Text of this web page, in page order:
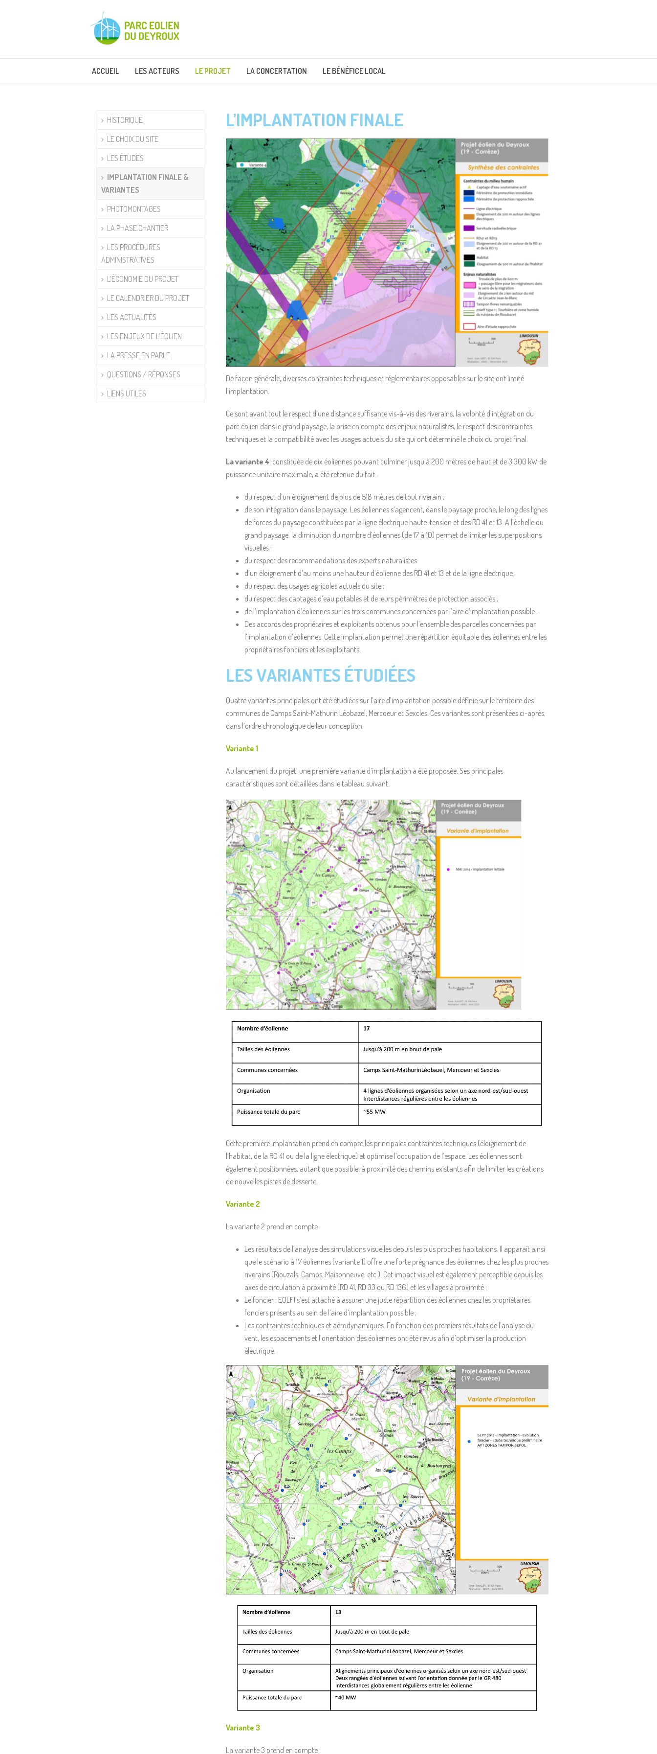
ACCUEIL LES ACTEURS LE PROJET LA CONCERTATION LE BÉNÉFICE LOCAL
L’IMPLANTATION FINALE
De façon générale, diverses contraintes techniques et réglementaires opposables sur le site ont limité
l’implantation.
Ce sont avant tout le respect d’une distance suffisante vis-à-vis des riverains, la volonté d’intégration du
parc éolien dans le grand paysage, la prise en compte des enjeux naturalistes, le respect des contraintes
techniques et la compatibilité avec les usages actuels du site qui ont déterminé le choix du projet final.
La variante 4, constituée de dix éoliennes pouvant culminer jusqu’à 200 mètres de haut et de 3 300 kW de
puissance unitaire maximale, a été retenue du fait :
du respect d’un éloignement de plus de 518 mètres de tout riverain ;
de son intégration dans le paysage. Les éoliennes s’agencent, dans le paysage proche, le long des lignes
de forces du paysage constituées par la ligne électrique haute-tension et des RD 41 et 13. A l’échelle du
grand paysage, la diminution du nombre d’éoliennes (de 17 à 10) permet de limiter les superpositions
visuelles ;
du respect des recommandations des experts naturalistes
d’un éloignement d’au moins une hauteur d’éolienne des RD 41 et 13 et de la ligne électrique ;
du respect des usages agricoles actuels du site ;
du respect des captages d’eau potables et de leurs périmètres de protection associés ;
de l’implantation d’éoliennes sur les trois communes concernées par l’aire d’implantation possible ;
Des accords des propriétaires et exploitants obtenus pour l’ensemble des parcelles concernées par
l’implantation d’éoliennes. Cette implantation permet une répartition équitable des éoliennes entre les
propriétaires fonciers et les exploitants.
LES VARIANTES ÉTUDIÉES
Quatre variantes principales ont été étudiées sur l’aire d’implantation possible définie sur le territoire des
communes de Camps Saint-Mathurin Léobazel, Mercoeur et Sexcles. Ces variantes sont présentées ci-après,
dans l’ordre chronologique de leur conception.
Variante 1
Au lancement du projet, une première variante d’implantation a été proposée. Ses principales
caractéristiques sont détaillées dans le tableau suivant.
Cette première implantation prend en compte les principales contraintes techniques (éloignement de
l’habitat, de la RD 41 ou de la ligne électrique) et optimise l’occupation de l’espace. Les éoliennes sont
également positionnées, autant que possible, à proximité des chemins existants afin de limiter les créations
de nouvelles pistes de desserte.
Variante 2
La variante 2 prend en compte :
Les résultats de l’analyse des simulations visuelles depuis les plus proches habitations. Il apparaît ainsi
que le scénario à 17 éoliennes (variante 1) offre une forte prégnance des éoliennes chez les plus proches
riverains (Riouzals, Camps, Maisonneuve, etc.). Cet impact visuel est également perceptible depuis les
axes de circulation à proximité (RD 41, RD 33 ou RD 136) et les villages à proximité ;
Le foncier : EOLFI s’est attaché à assurer une juste répartition des éoliennes chez les propriétaires
fonciers présents au sein de l’aire d’implantation possible ;
Les contraintes techniques et aérodynamiques. En fonction des premiers résultats de l’analyse du
vent, les espacements et l’orientation des éoliennes ont été revus afin d’optimiser la production
électrique.
Variante 3
La variante 3 prend en compte :
HISTORIQUE
LE CHOIX DU SITE
LES ÉTUDES
IMPLANTATION FINALE &
VARIANTES
PHOTOMONTAGES
LA PHASE CHANTIER
LES PROCÉDURES
ADMINISTRATIVES
L’ÉCONOMIE DU PROJET
LE CALENDRIER DU PROJET
LES ACTUALITÉS
LES ENJEUX DE L’ÉOLIEN
LA PRESSE EN PARLE
QUESTIONS / RÉPONSES
LIENS UTILES